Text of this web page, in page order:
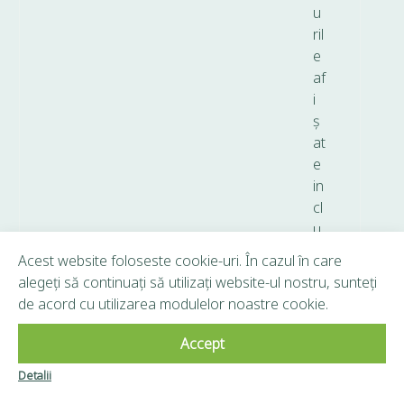
u
ril
e
af
i
ș
at
e
in
cl
u
T
V
A.
Copyright © 2026 Frunză Verde - Toate drepturile
Acest website foloseste cookie-uri. În cazul în care
alegeți să continuați să utilizați website-ul nostru, sunteți
de acord cu utilizarea modulelor noastre cookie.
Accept
Detalii